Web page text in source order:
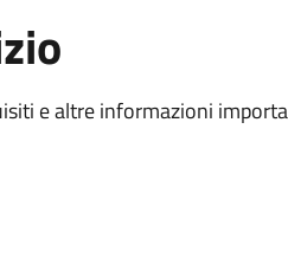
e altre informazioni